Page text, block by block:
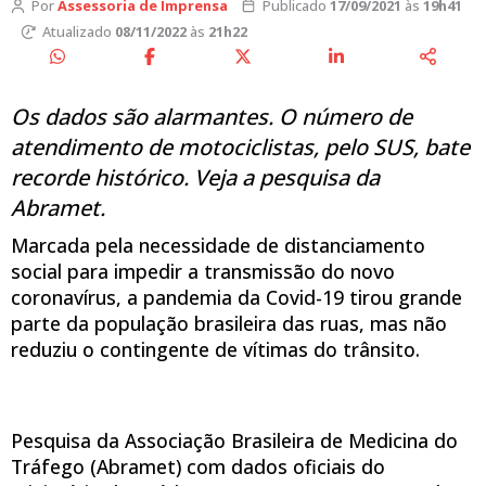
PorAssessoria de Imprensa Publicado 17/09/2021 às 19h41
Atualizado 08/11/2022às 21h22
Os dados são alarmantes. O número de
atendimento de motociclistas, pelo SUS, bate
recorde histórico. Veja a pesquisa da
Abramet.
Marcada pela necessidade de distanciamento
social para impedir a transmissão do novo
coronavírus, a pandemia da Covid-19 tirou grande
parte da população brasileira das ruas, mas não
reduziu o contingente de vítimas do trânsito.
Pesquisa da Associação Brasileira de Medicina do
Tráfego (Abramet) com dados oficiais do